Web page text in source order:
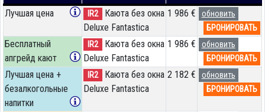
Лучшая цена IR2
Каюта без окна
Deluxe Fantastica
1 986 €
обновить
БРОНИРОВАТЬ
Бесплатный
апгрейд кают
IR2
Каюта без окна
Deluxe Fantastica
1 986 €
обновить
БРОНИРОВАТЬ
Лучшая цена +
безалкогольные
напитки
IR2
Каюта без окна
Deluxe Fantastica
2 182 €
обновить
БРОНИРОВАТЬ